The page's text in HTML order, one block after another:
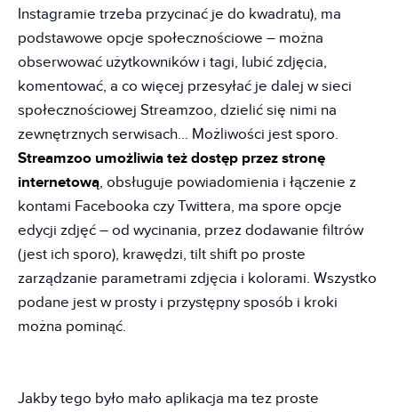
Instagramie trzeba przycinać je do kwadratu), ma
podstawowe opcje społecznościowe – można
obserwować użytkowników i tagi, lubić zdjęcia,
komentować, a co więcej przesyłać je dalej w sieci
społecznościowej Streamzoo, dzielić się nimi na
zewnętrznych serwisach… Możliwości jest sporo.
Streamzoo umożliwia też dostęp przez stronę
internetową, obsługuje powiadomienia i łączenie z
kontami Facebooka czy Twittera, ma spore opcje
edycji zdjęć – od wycinania, przez dodawanie filtrów
(jest ich sporo), krawędzi, tilt shift po proste
zarządzanie parametrami zdjęcia i kolorami. Wszystko
podane jest w prosty i przystępny sposób i kroki
można pominąć.
Jakby tego było mało aplikacja ma tez proste